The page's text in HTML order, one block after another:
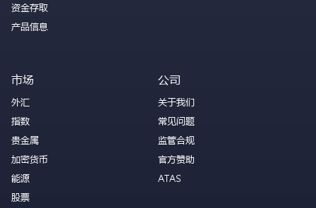
资金存取
产品信息
市场
外汇
指数
贵金属
加密货币
能源
股票
公司
关于我们
常见问题
监管合规
官方赞助
ATAS